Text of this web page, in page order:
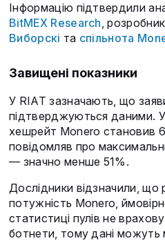
Інформацію підтвердили
BitMEX Research,
Виборскі та спільнота
Завищені показники
У RIAT зазначають, що
підтверджуються даними.
хешрейт Monero становив
повідомляв про
— значно менше 51%.
Дослідники відзначили,
потужність Monero,
статистиці пулів не
ботнети, тому дані можуть